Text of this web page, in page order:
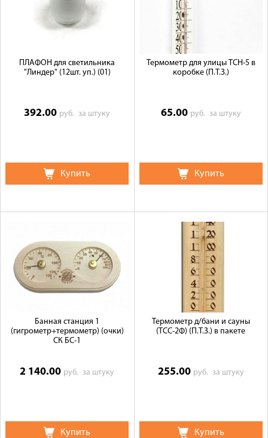
Галерея объектов
ПЛАФОН для светильника
"Линдер" (12шт. уп.) (01)
392.00 руб.за штуку
Купить
Термометр для улицы ТСН-5 в
коробке (П.Т.З.)
65.00 руб. за штуку
Купить
Банная станция 1
(гигрометр+термометр) (очки)
СК БС-1
2 140.00 руб.за штуку
Купить
Термометр д/бани и сауны
(ТСС-2Ф) (П.Т.З.) в пакете
255.00 руб. за штуку
Купить